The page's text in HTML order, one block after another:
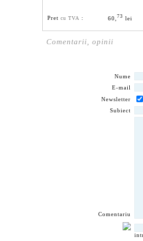
Pret cu TVA : 60, 73 lei
Comentarii, opinii
Nume
E-mail
Newsletter
Subiect
Comentariu